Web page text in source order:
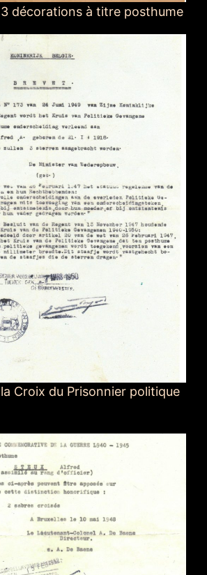
décorations à titre posthume
Croix du Prisonnier politique